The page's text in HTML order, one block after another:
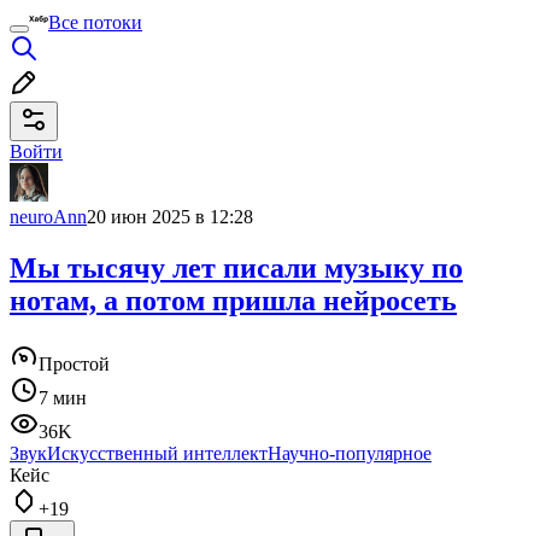
Все потоки
Войти
neuroAnn20 июн 2025 в 12:28
Мы тысячу лет писали музыку по
нотам, а потом пришла нейросеть
Простой
7 мин
36K
ЗвукИскусственный интеллектНаучно-популярное
Кейс
+19